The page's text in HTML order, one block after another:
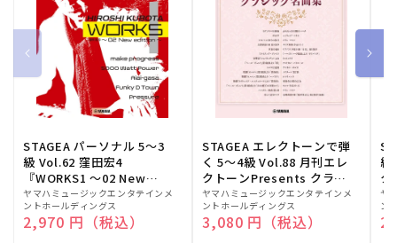
STAGEA パーソナル 5～3
級 Vol.62 窪田宏4
『WORKS1 ～02 New
edition～』
販
売
元:
ヤマハミュージックエンタテインメ
ントホールディングス
通常価格
2,970 円（税込）
STAGEA エレクトーンで弾
く 5～4級 Vol.88 月刊エレ
クトーンPresents クラシ
ック名曲集
販
売
元:
ヤマハミュージックエンタテインメ
ントホールディングス
通常価格
3,080 円（税込）
級
ク
販
売
元:
ヤ
ン